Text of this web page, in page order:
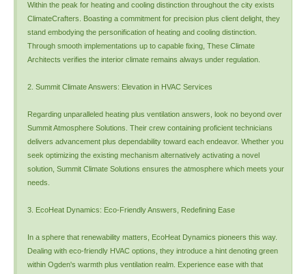
Within the peak for heating and cooling distinction throughout the city exists
ClimateCrafters. Boasting a commitment for precision plus client delight, they
stand embodying the personification of heating and cooling distinction.
Through smooth implementations up to capable fixing, These Climate
Architects verifies the interior climate remains always under regulation.
2. Summit Climate Answers: Elevation in HVAC Services
Regarding unparalleled heating plus ventilation answers, look no beyond over
Summit Atmosphere Solutions. Their crew containing proficient technicians
delivers advancement plus dependability toward each endeavor. Whether you
seek optimizing the existing mechanism alternatively activating a novel
solution, Summit Climate Solutions ensures the atmosphere which meets your
needs.
3. EcoHeat Dynamics: Eco-Friendly Answers, Redefining Ease
In a sphere that renewability matters, EcoHeat Dynamics pioneers this way.
Dealing with eco-friendly HVAC options, they introduce a hint denoting green
within Ogden's warmth plus ventilation realm. Experience ease with that